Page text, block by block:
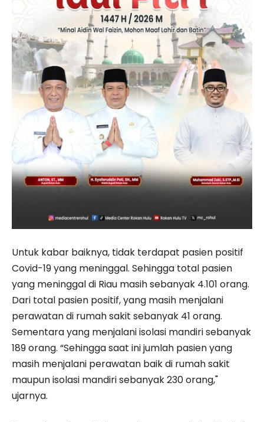
Untuk kabar baiknya, tidak terdapat pasien positif
Covid-19 yang meninggal. Sehingga total pasien
yang meninggal di Riau masih sebanyak 4.101 orang.
Dari total pasien positif, yang masih menjalani
perawatan di rumah sakit sebanyak 41 orang.
Sementara yang menjalani isolasi mandiri sebanyak
189 orang. “Sehingga saat ini jumlah pasien yang
masih menjalani perawatan baik di rumah sakit
maupun isolasi mandiri sebanyak 230 orang,"
ujarnya.